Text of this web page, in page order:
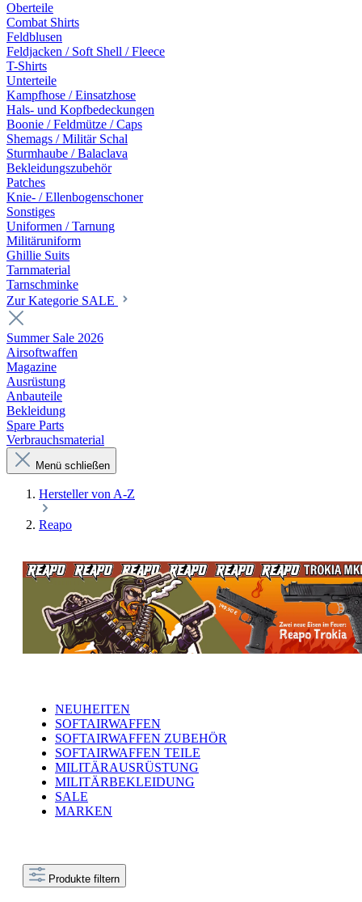
Oberteile
Combat Shirts
Feldblusen
Feldjacken / Soft Shell / Fleece
T-Shirts
Unterteile
Kampfhose / Einsatzhose
Hals- und Kopfbedeckungen
Boonie / Feldmütze / Caps
Shemags / Militär Schal
Sturmhaube / Balaclava
Bekleidungszubehör
Patches
Knie- / Ellenbogenschoner
Sonstiges
Uniformen / Tarnung
Militäruniform
Ghillie Suits
Tarnmaterial
Tarnschminke
Zur Kategorie SALE
Summer Sale 2026
Airsoftwaffen
Magazine
Ausrüstung
Anbauteile
Bekleidung
Spare Parts
Verbrauchsmaterial
Menü schließen
Hersteller von A-Z
Reapo
NEUHEITEN
SOFTAIRWAFFEN
SOFTAIRWAFFEN ZUBEHÖR
SOFTAIRWAFFEN TEILE
MILITÄRAUSRÜSTUNG
MILITÄRBEKLEIDUNG
SALE
MARKEN
Produkte filtern